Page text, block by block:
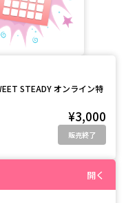
STEADY オンライン特
¥3,000
販売終了
開く